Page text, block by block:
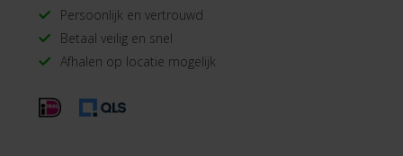
Persoonlijk en vertrouwd
Betaal veilig en snel
Afhalen op locatie mogelijk